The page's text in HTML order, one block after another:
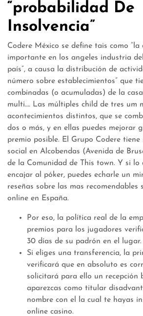
“probabilidad De
Insolvencia”
Codere México se define tais como “la
importante en los angeles industria
país”, a causa la distribución de
número sobre establecimientos” que
combinadas (o acumuladas) de la
multi…. Las múltiples child de tres um
acontecimientos distintos, que se
dos o más, y en ellas puedes mejorar
premio posible. El Grupo Codere tiene
social en Alcobendas (Avenida de
de la Comunidad de This town. Y si lo
encajar al póker, puedes echarle un
reseñas sobre las mas recomendables
online en España.
Por eso, la política real de la
premios para los jugadores
30 días de su padrón en el lugar.
Si eliges una transferencia, la
verificará que en absoluto es
solicitará para ello un recepción
aparezcas como titular
nombre con el la cual te hayas
online casino.